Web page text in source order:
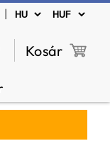
|
Kosár